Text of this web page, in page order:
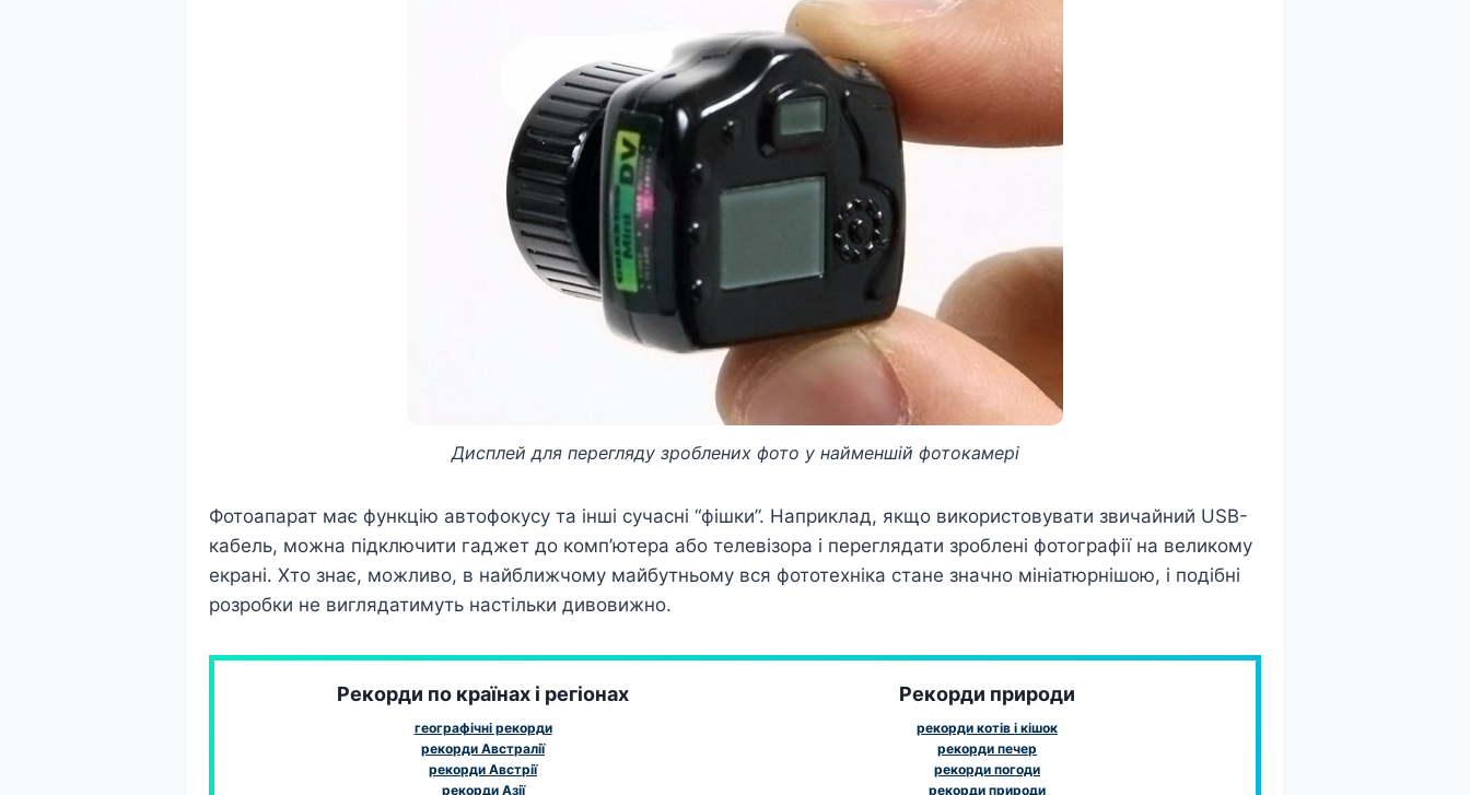
Дисплей для перегляду зроблених фото у найменшій фотокамері
Фотоапарат має функцію автофокусу та інші сучасні “фішки”. Наприклад, якщо використовувати звичайний USB-
кабель, можна підключити гаджет до комп’ютера або телевізора і переглядати зроблені фотографії на великому
екрані. Хто знає, можливо, в найближчому майбутньому вся фототехніка стане значно мініатюрнішою, і подібні
розробки не виглядатимуть настільки дивовижно.
Рекорди по країнах і регіонах
географічні рекорди
рекорди Австралії
рекорди Австрії
рекорди Азії
Рекорди природи
рекорди котів і кішок
рекорди печер
рекорди погоди
рекорди природи